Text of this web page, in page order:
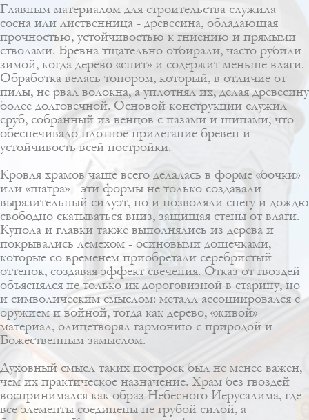
Главным материалом для строительства служила
сосна или лиственница - древесина, обладающая
прочностью, устойчивостью к гниению и прямыми
стволами. Бревна тщательно отбирали, часто рубили
зимой, когда дерево «спит» и содержит меньше влаги.
Обработка велась топором, который, в отличие от
пилы, не рвал волокна, а уплотнял их, делая древесину
более долговечной. Основой конструкции служил
сруб, собранный из венцов с пазами и шипами, что
обеспечивало плотное прилегание бревен и
устойчивость всей постройки.
Кровля храмов чаще всего делалась в форме «бочки»
или «шатра» - эти формы не только создавали
выразительный силуэт, но и позволяли снегу и дождю
свободно скатываться вниз, защищая стены от влаги.
Купола и главки также выполнялись из дерева и
покрывались лемехом - осиновыми дощечками,
которые со временем приобретали серебристый
оттенок, создавая эффект свечения. Отказ от гвоздей
объяснялся не только их дороговизной в старину, но
и символическим смыслом: металл ассоциировался с
оружием и войной, тогда как дерево, «живой»
материал, олицетворял гармонию с природой и
Божественным замыслом.
Духовный смысл таких построек был не менее важен,
чем их практическое назначение. Храм без гвоздей
воспринимался как образ Небесного Иерусалима, где
все элементы соединены не грубой силой, а